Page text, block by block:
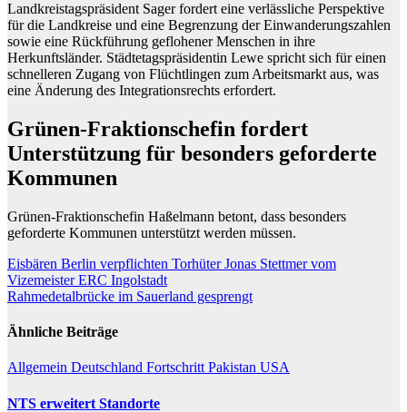
Landkreistagspräsident Sager fordert eine verlässliche Perspektive
für die Landkreise und eine Begrenzung der Einwanderungszahlen
sowie eine Rückführung geflohener Menschen in ihre
Herkunftsländer. Städtetagspräsidentin Lewe spricht sich für einen
schnelleren Zugang von Flüchtlingen zum Arbeitsmarkt aus, was
eine Änderung des Integrationsrechts erfordert.
Grünen-Fraktionschefin fordert
Unterstützung für besonders geforderte
Kommunen
Grünen-Fraktionschefin Haßelmann betont, dass besonders
geforderte Kommunen unterstützt werden müssen.
Beitragsnavigation
Eisbären Berlin verpflichten Torhüter Jonas Stettmer vom
Vizemeister ERC Ingolstadt
Rahmedetalbrücke im Sauerland gesprengt
Ähnliche Beiträge
Allgemein Deutschland FortschrittPakistan USA
NTS erweitert Standorte